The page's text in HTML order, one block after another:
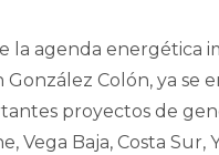
la agenda energética
González Colón, ya se
proyectos de
Vega Baja, Costa Sur,